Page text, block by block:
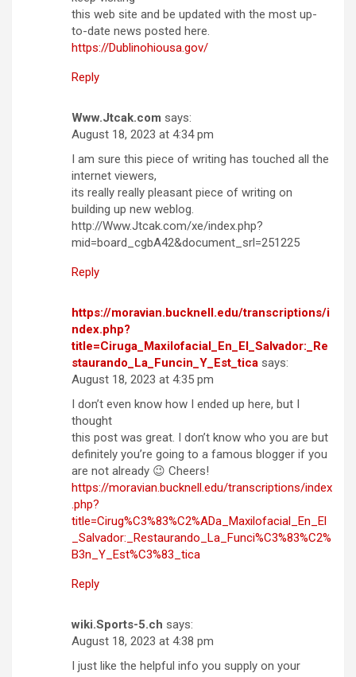
this web site and be updated with the most up-
to-date news posted here.
https://Dublinohiousa.gov/
Reply
Www.Jtcak.com says:
August 18, 2023 at 4:34 pm
I am sure this piece of writing has touched all the
internet viewers,
its really really pleasant piece of writing on
building up new weblog.
http://Www.Jtcak.com/xe/index.php?
mid=board_cgbA42&document_srl=251225
Reply
https://moravian.bucknell.edu/transcriptions/i
ndex.php?
title=Ciruga_Maxilofacial_En_El_Salvador:_Re
staurando_La_Funcin_Y_Est_tica says:
August 18, 2023 at 4:35 pm
I don’t even know how I ended up here, but I
thought
this post was great. I don’t know who you are but
definitely you’re going to a famous blogger if you
are not already 😉 Cheers!
https://moravian.bucknell.edu/transcriptions/index
.php?
title=Cirug%C3%83%C2%ADa_Maxilofacial_En_El
_Salvador:_Restaurando_La_Funci%C3%83%C2%
B3n_Y_Est%C3%83_tica
Reply
wiki.Sports-5.ch says:
August 18, 2023 at 4:38 pm
I just like the helpful info you supply on your